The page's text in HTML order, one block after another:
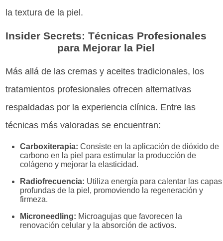
la textura de la piel.
Insider Secrets: Técnicas Profesionales
para Mejorar la Piel
Más allá de las cremas y aceites tradicionales, los
tratamientos profesionales ofrecen alternativas
respaldadas por la experiencia clínica. Entre las
técnicas más valoradas se encuentran:
Carboxiterapia: Consiste en la aplicación de dióxido de
carbono en la piel para estimular la producción de
colágeno y mejorar la elasticidad.
Radiofrecuencia: Utiliza energía para calentar las capas
profundas de la piel, promoviendo la regeneración y
firmeza.
Microneedling: Microagujas que favorecen la
renovación celular y la absorción de activos.